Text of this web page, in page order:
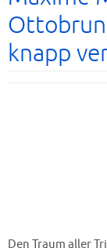
knapp
Den Traum aller